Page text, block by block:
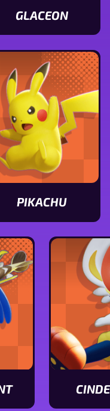
GLACEON
PIKACHU
Ver